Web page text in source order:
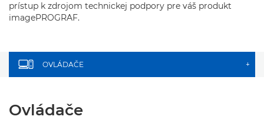
prístup k zdrojom technickej podpory pre váš produkt
imagePROGRAF.
OVLÁDAČE +
Ovládače